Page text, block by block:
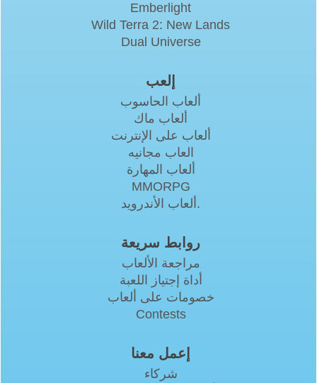
Emberlight
Wild Terra 2: New Lands
Dual Universe
إلعب
ألعاب الحاسوب
ألعاب ماك
ألعاب على الإنترنت
العاب مجانيه
ألعاب المهارة
MMORPG
ألعاب الأندرويد.
روابط سريعة
مراجعة الألعاب
أداة إجتياز اللعبة
خصومات على ألعاب
Contests
إعمل معنا
شركاء